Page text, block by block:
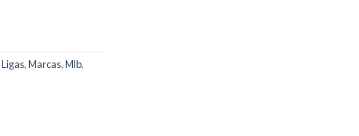
Ligas,Marcas,Mlb,